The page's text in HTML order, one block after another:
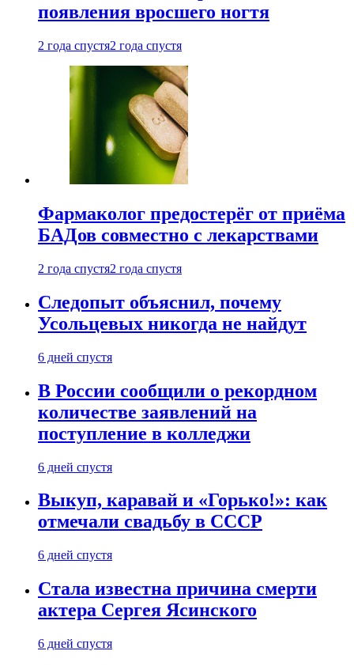
появления вросшего ногтя
2 года спустя2 года спустя
Фармаколог предостерёг от приёма
БАДов совместно с лекарствами
2 года спустя2 года спустя
Следопыт объяснил, почему
Усольцевых никогда не найдут
6 дней спустя
В России сообщили о рекордном
количестве заявлений на
поступление в колледжи
6 дней спустя
Выкуп, каравай и «Горько!»: как
отмечали свадьбу в СССР
6 дней спустя
Стала известна причина смерти
актера Сергея Ясинского
6 дней спустя